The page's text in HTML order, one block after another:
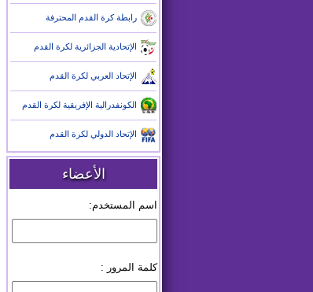
رابطة كرة القدم المحترفة
الإتحادية الجزائرية لكرة القدم
الإتحاد العربي لكرة القدم
الكونفدرالية الإفريقية لكرة القدم
الإتحاد الدولي لكرة القدم
الأعضاء
اسم المستخدم:
كلمة المرور :